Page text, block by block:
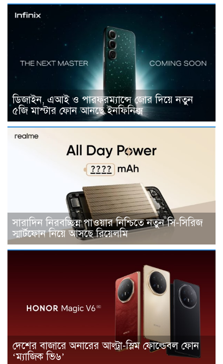
ডিজাইন, এআই ও পারফরম্যান্সে জোর দিয়ে নতুন
৫জি মাস্টার ফোন আনছে ইনফিনিক্স
সারাদিন নিরবচ্ছিন্ন পাওয়ার নিশ্চিতে নতুন সি-সিরিজ
স্মার্টফোন নিয়ে আসছে রিয়েলমি
দেশের বাজারে অনারের আল্ট্রা-স্লিম ফোল্ডেবল ফোন
‘ম্যাজিক ভি৬’